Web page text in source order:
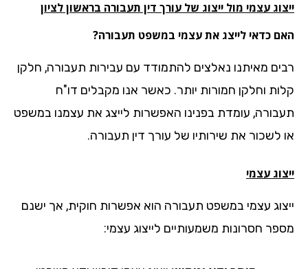
עצמי מול ייצוג של עורך דין תעבורה בראשון לציון
כדאי לייצג את עצמי במשפט תעבורה?
מאיתנו נאלצים להתמודד עם עבירות תעבורה, חלקן
וחלקן חמורות יותר. כאשר אנו מקבלים דו"ח
עומדת בפנינו האפשרות לייצג את עצמנו במשפט
לשכור את שירותיו של עורך דין תעבורה.
עצמי
עצמי במשפט תעבורה הוא אפשרות חוקית, אך ישנם
חסרונות משמעותיים לייצוג עצמי: